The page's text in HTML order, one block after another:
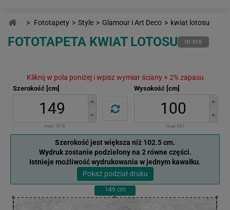
> Fototapety > Style > Glamour i Art Deco > kwiat lotosu
FOTOTAPETA KWIAT LOTOSU ID 326
Kliknij w pola poniżej i wpisz wymiar ściany + 2% zapasu
Szerokość [cm]
max: 1016
Wysokość [cm]
max: 681
Szerokość jest większa niż 102.5 cm.
Wydruk zostanie podzielony na 2 równe części.
Istnieje możliwość wydrukowania w jednym kawałku.
Pokaż podział druku
149 cm